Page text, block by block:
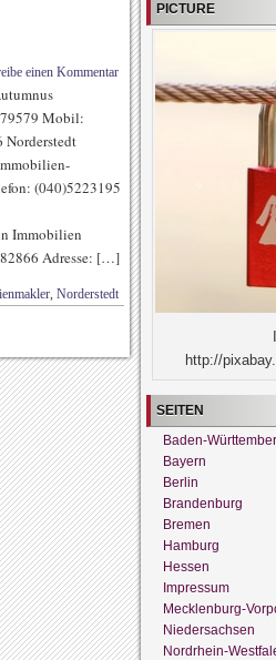
einen Kommentar
Mobil:
Norderstedt
(040)5223195
Adresse: […]
, Norderstedt
PICTURE
http://
SEITEN
Baden-
Bayern
Berlin
Brandenburg
Bremen
Hamburg
Hessen
Impressum
Mecklenburg-
Niedersachsen
Nordrhein-